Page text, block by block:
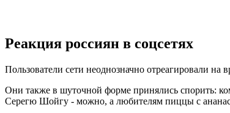
Реакция россиян в соцсетях
Пользователи сети неоднозначно отреагировали
Они также в шуточной форме принялись спорить:
Серегю Шойгу - можно, а любителям пиццы с